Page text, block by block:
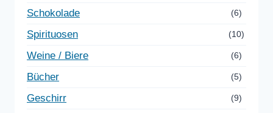
Schokolade (6)
Spirituosen (10)
Weine / Biere (6)
Bücher (5)
Geschirr (9)